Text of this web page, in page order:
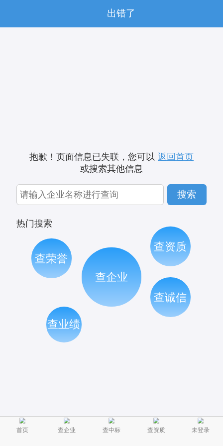
出错了
抱歉！页面信息已失联，您可以 返回首页
或搜索其他信息
搜索
热门搜索
查荣誉
查资质
查企业
查业绩
查诚信
首页 查企业 查中标 查资质 未登录